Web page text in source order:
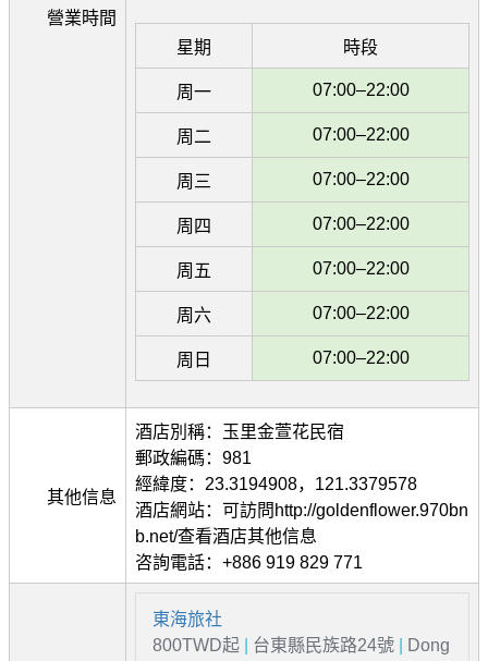
營業時間
星期
時段
周一 07:00–22:00
周二 07:00–22:00
周三 07:00–22:00
周四 07:00–22:00
周五 07:00–22:00
周六 07:00–22:00
周日 07:00–22:00
其他信息
酒店別稱：玉里金萱花民宿
郵政編碼：981
經緯度：23.3194908，121.3379578
酒店網站：可訪問http://goldenflower.970bn
b.net/查看酒店其他信息
咨詢電話：+886 919 829 771
東海旅社
800TWD起
台東縣民族路24號
Dong